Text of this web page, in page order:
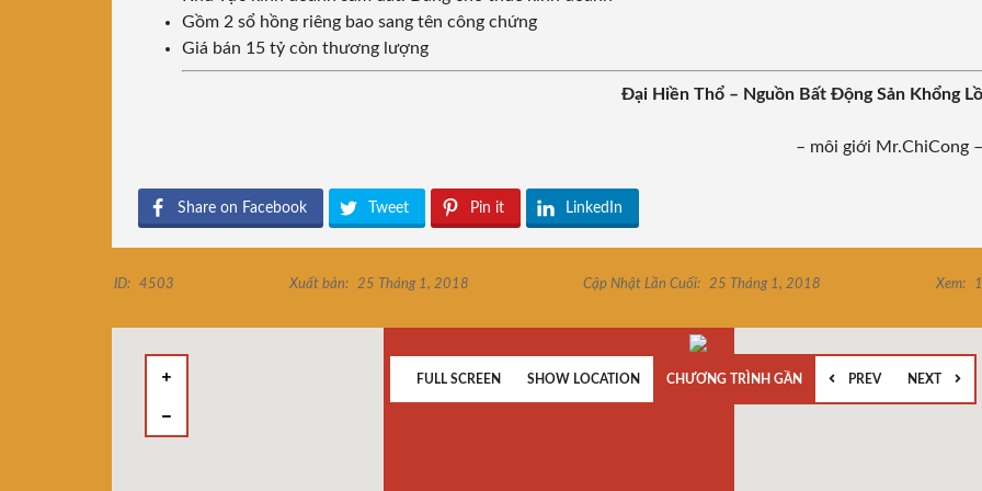
Gồm 2 sổ hồng riêng bao sang tên công chứng
Giá bán 15 tỷ còn thương lượng
Đại Hiền Thổ – Nguồn Bất Động Sản Khổng Lồ
– môi giới Mr.ChiCong –
Share on Facebook Tweet Pin it LinkedIn
ID: 4503 Xuất bản: 25 Tháng 1, 2018 Cập Nhật Lần Cuối: 25 Tháng 1, 2018 Xem:
FULL SCREEN SHOW LOCATION CHƯƠNG TRÌNH GẦN PREV NEXT